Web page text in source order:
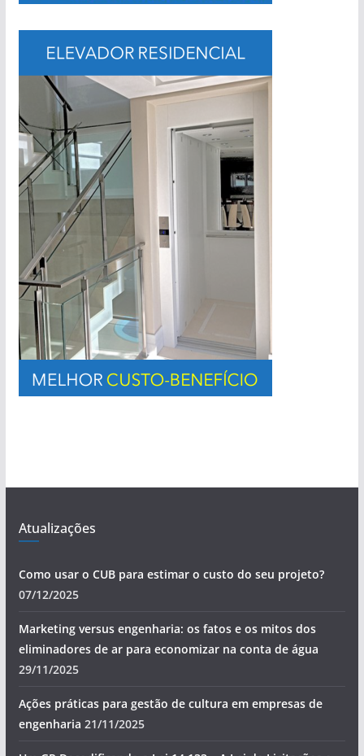
Atualizações
Como usar o CUB para estimar o custo do seu projeto?
07/12/2025
Marketing versus engenharia: os fatos e os mitos dos
eliminadores de ar para economizar na conta de água
29/11/2025
Ações práticas para gestão de cultura em empresas de
engenharia 21/11/2025